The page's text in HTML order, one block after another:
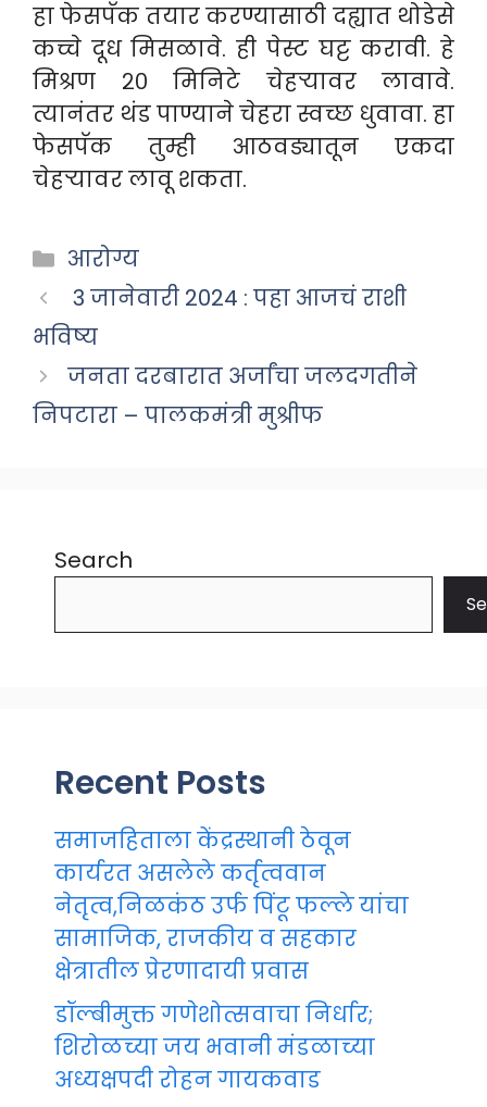
हा फेसपॅक तयार करण्यासाठी दह्यात थोडेसे
कच्चे दूध मिसळावे. ही पेस्ट घट्ट करावी. हे
मिश्रण २० मिनिटे चेहऱ्यावर लावावे.
त्यानंतर थंड पाण्याने चेहरा स्वच्छ धुवावा. हा
फेसपॅक तुम्ही आठवड्यातून एकदा
चेहऱ्यावर लावू शकता.
Categories
आरोग्य
3 जानेवारी 2024 : पहा आजचं राशी
भविष्य
जनता दरबारात अर्जांचा जलदगतीने
निपटारा – पालकमंत्री मुश्रीफ
Search
Recent Posts
समाजहिताला केंद्रस्थानी ठेवून
कार्यरत असलेले कर्तृत्ववान
नेतृत्व,निळकंठ उर्फ पिंटू फल्ले यांचा
सामाजिक, राजकीय व सहकार
क्षेत्रातील प्रेरणादायी प्रवास
डॉल्बीमुक्त गणेशोत्सवाचा निर्धार;
शिरोळच्या जय भवानी मंडळाच्या
अध्यक्षपदी रोहन गायकवाड